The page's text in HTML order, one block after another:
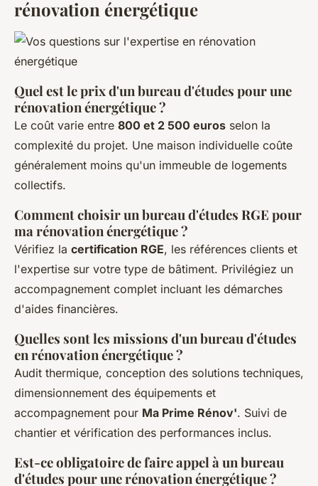
rénovation énergétique
Quel est le prix d'un bureau d'études pour une
rénovation énergétique ?
Le coût varie entre 800 et 2 500 euros selon la
complexité du projet. Une maison individuelle coûte
généralement moins qu'un immeuble de logements
collectifs.
Comment choisir un bureau d'études RGE pour
ma rénovation énergétique ?
Vérifiez la certification RGE, les références clients et
l'expertise sur votre type de bâtiment. Privilégiez un
accompagnement complet incluant les démarches
d'aides financières.
Quelles sont les missions d'un bureau d'études
en rénovation énergétique ?
Audit thermique, conception des solutions techniques,
dimensionnement des équipements et
accompagnement pour Ma Prime Rénov'. Suivi de
chantier et vérification des performances inclus.
Est-ce obligatoire de faire appel à un bureau
d'études pour une rénovation énergétique ?